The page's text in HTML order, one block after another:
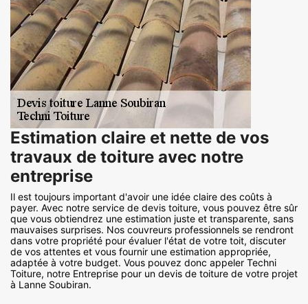
Estimation claire et nette de vos
travaux de toiture avec notre
entreprise
Il est toujours important d'avoir une idée claire des coûts à
payer. Avec notre service de devis toiture, vous pouvez être sûr
que vous obtiendrez une estimation juste et transparente, sans
mauvaises surprises. Nos couvreurs professionnels se rendront
dans votre propriété pour évaluer l'état de votre toit, discuter
de vos attentes et vous fournir une estimation appropriée,
adaptée à votre budget. Vous pouvez donc appeler Techni
Toiture, notre Entreprise pour un devis de toiture de votre projet
à Lanne Soubiran.